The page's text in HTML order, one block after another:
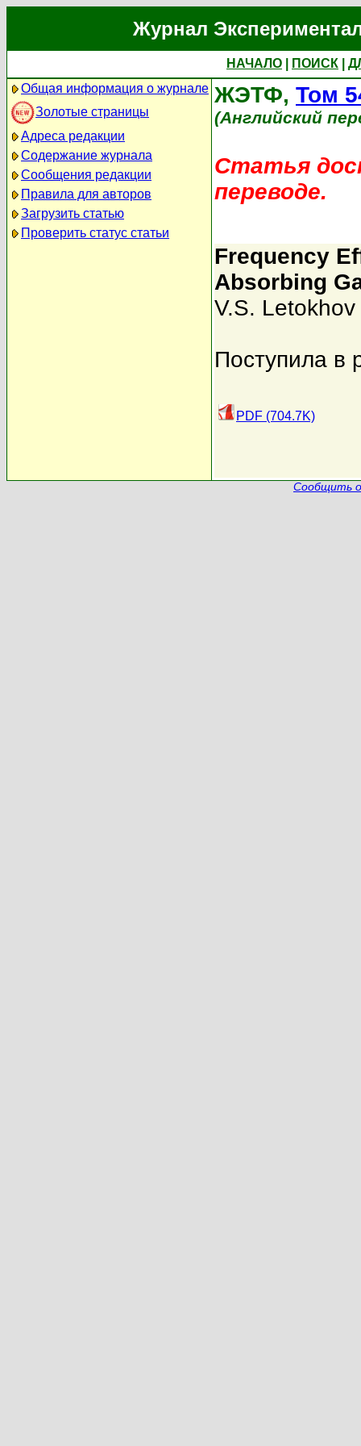
Журнал
НАЧАЛО ПОИСК
Общая информация о журнале
Золотые страницы
Адреса редакции
Содержание журнала
Сообщения редакции
Правила для авторов
Загрузить статью
Проверить статус статьи
ЖЭТФ, Том
(Английский
Статья
переводе.
Frequency
Absorbing
V.S. Letokhov
Поступила в
PDF (704.7K)
Сообщить о